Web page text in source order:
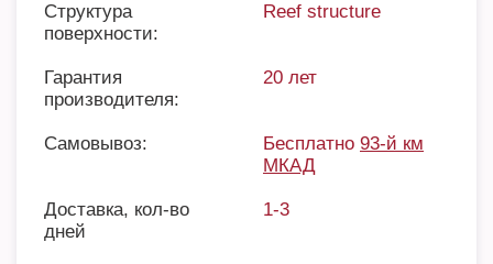
Структура
поверхности:
Reef structure
Гарантия
производителя:
20 лет
Самовывоз: Бесплатно 93-й км
МКАД
Доставка, кол-во
дней
1-3